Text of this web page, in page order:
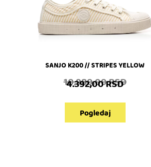
SANJO K200 // STRIPES YELLOW
10.980,00RSD
4.392,00RSD
Pogledaj